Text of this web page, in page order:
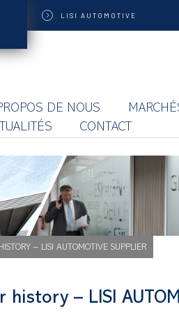
LISI AUTOMOTIVE
DE NOUS
CONTACT
– LISI AUTOMOTIVE SUPPLIER
history – LISI